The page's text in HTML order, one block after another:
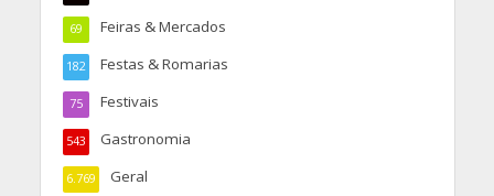
Feiras & Mercados
69
Festas & Romarias
182
Festivais
75
Gastronomia
543
Geral
6.769